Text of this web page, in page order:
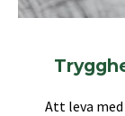
Att leva